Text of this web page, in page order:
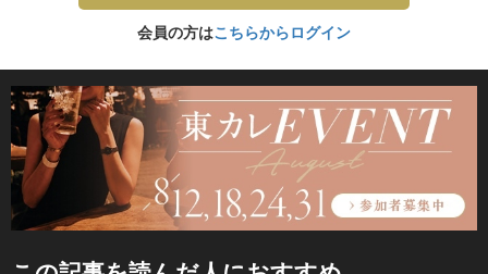
会員の方はこちらからログイン